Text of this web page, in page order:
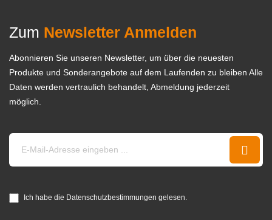
Zum Newsletter Anmelden
Abonnieren Sie unseren Newsletter, um über die neuesten
Produkte und Sonderangebote auf dem Laufenden zu bleiben Alle
Daten werden vertraulich behandelt, Abmeldung jederzeit
möglich.
Ich habe die Datenschutzbestimmungen gelesen.